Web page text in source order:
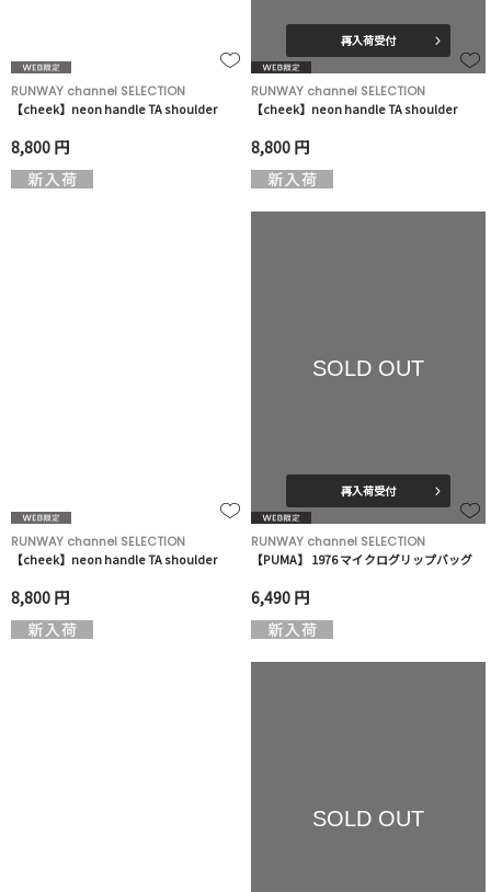
RUNWAY channel SELECTION
【cheek】neon handle TA shoulder
8,800 円
再入荷受付
RUNWAY channel SELECTION
【cheek】neon handle TA shoulder
8,800 円
RUNWAY channel SELECTION
【cheek】neon handle TA shoulder
8,800 円
SOLD OUT
再入荷受付
RUNWAY channel SELECTION
【PUMA】 1976 マイクログリップバッグ
6,490 円
SOLD OUT